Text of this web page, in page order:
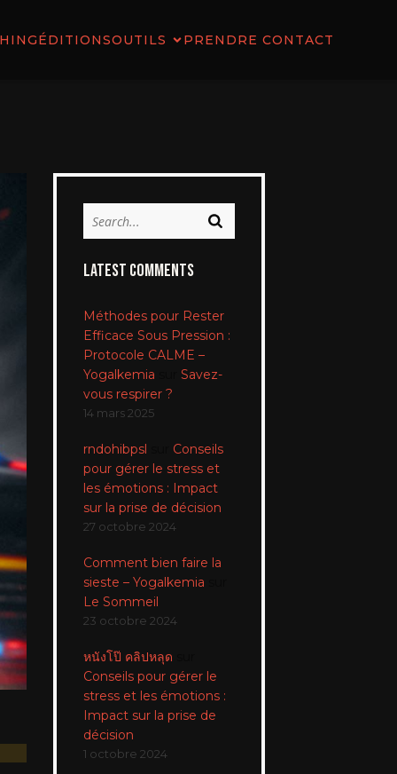
ÉDITIONSOUTILS PRENDRE CONTACT
Latest Comments
Méthodes pour Rester
Efficace Sous Pression :
Protocole CALME –
Yogalkemia
Savez-
vous respirer ?
14 mars 2025
rndohibpsl
Conseils
pour gérer le stress et
les émotions : Impact
sur la prise de décision
27 octobre 2024
Comment bien faire la
sieste – Yogalkemia
Le Sommeil
23 octobre 2024
หนังโป๊ คลิปหลุด
Conseils pour gérer le
stress et les émotions :
Impact sur la prise de
décision
1 octobre 2024